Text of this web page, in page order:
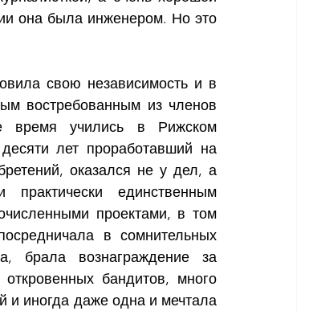
она была инженером. Но это
свою независимость и в
востребованным из членов
учились в Рижском
лет проработавший на
оказался не у дел, а
единственным
проектами, в том
в сомнительных
брала вознаграждение за
бандитов, много
и иногда даже одна и мечтала